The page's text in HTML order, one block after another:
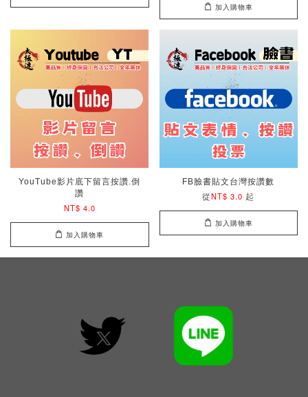
加入購物車
YouTube影片底下留言按讚.倒
讚
NT$ 4.0
加入購物車
FB臉書貼文台灣按讚數
從NT$ 3.0 起
加入購物車